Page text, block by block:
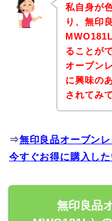
私自身が
り、無印
ることが
オーブン
に興味の
されてみ
⇒無印良品オーブン
今すぐお得に購入し
無印良品